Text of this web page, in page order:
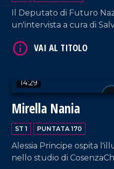
Il Deputato di Futuro
un'intervista a cura di
14:29
Mirella Nania
ST 1 PUNTATA 170
Alessia Principe ospita
nello studio di
VAI AL TITOLO